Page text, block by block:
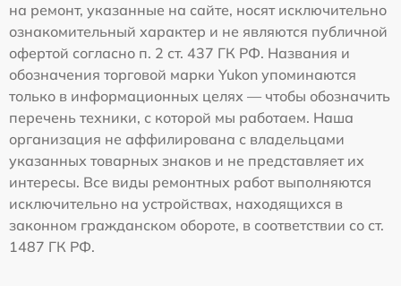
на ремонт, указанные на сайте, носят исключительно
ознакомительный характер и не являются публичной
офертой согласно п. 2 ст. 437 ГК РФ. Названия и
обозначения торговой марки Yukon упоминаются
только в информационных целях — чтобы обозначить
перечень техники, с которой мы работаем. Наша
организация не аффилирована с владельцами
указанных товарных знаков и не представляет их
интересы. Все виды ремонтных работ выполняются
исключительно на устройствах, находящихся в
законном гражданском обороте, в соответствии со ст.
1487 ГК РФ.